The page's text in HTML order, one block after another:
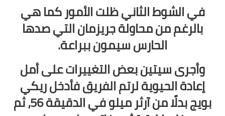
في الشوط الثاني ظلت الأمور كما هي
بالرغم من محاولة جريزمان التي صدها
الحارس سيمون ببراعة.
وأجرى سيتين بعض التغييرات على أمل
إعادة الحيوية لرتم الفريق فأدخل ريكي
بويج بدلًا من آرثر ميلو في الدقيقة 56، ثم